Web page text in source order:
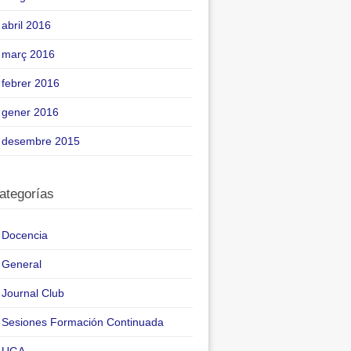
abril 2016
març 2016
febrer 2016
gener 2016
desembre 2015
Docencia
General
Journal Club
Sesiones Formación Continuada